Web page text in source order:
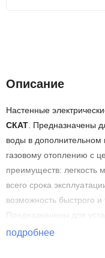
Описание
Настенные
СКАТ . Предназначены
воды в дополнительном
газовому отоплению с
преимуществ: легкость
всего срока
возможность быстрого и
Предназначены для
дачных домиках. Котлы
подробнее